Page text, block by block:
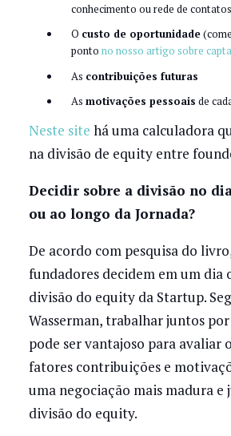
conhecimento ou rede de contatos
O custo de oportunidade
ponto no nosso artigo sobre
As contribuições futuras
As motivações pessoais de
Neste site há uma calculadora
na divisão de equity entre
Decidir sobre a divisão no
ou ao longo da Jornada?
De acordo com pesquisa do
fundadores decidem em um dia
divisão do equity da Startup.
Wasserman, trabalhar juntos
pode ser vantajoso para avaliar
fatores contribuições e
uma negociação mais madura e
divisão do equity.